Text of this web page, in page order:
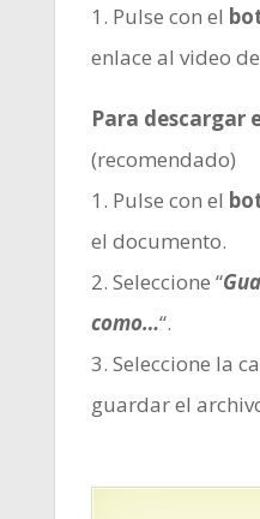
1. Pulse con el
enlace al video
Para descargar
(recomendado)
1. Pulse con el
el documento.
2. Seleccione “
como…“.
3. Seleccione la
guardar el